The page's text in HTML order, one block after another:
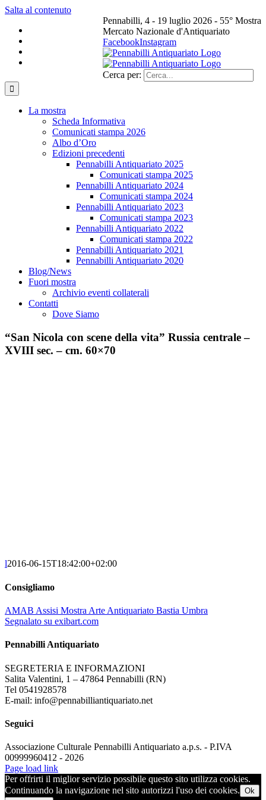
Salta al contenuto
Pennabilli, 4 - 19 luglio 2026 - 55° Mostra
Mercato Nazionale d'Antiquariato
FacebookInstagram
Cerca per:
La mostra
Scheda Informativa
Comunicati stampa 2026
Albo d’Oro
Edizioni precedenti
Pennabilli Antiquariato 2025
Comunicati stampa 2025
Pennabilli Antiquariato 2024
Comunicati stampa 2024
Pennabilli Antiquariato 2023
Comunicati stampa 2023
Pennabilli Antiquariato 2022
Comunicati stampa 2022
Pennabilli Antiquariato 2021
Pennabilli Antiquariato 2020
Blog/News
Fuori mostra
Archivio eventi collaterali
Contatti
Dove Siamo
“San Nicola con scene della vita” Russia centrale –
XVIII sec. – cm. 60×70
l2016-06-15T18:42:00+02:00
Consigliamo
AMAB Assisi Mostra Arte Antiquariato Bastia Umbra
Segnalato su exibart.com
Pennabilli Antiquariato
SEGRETERIA E INFORMAZIONI
Salita Valentini, 1 – 47864 Pennabilli (RN)
Tel 0541928578
E-mail: info@pennabilliantiquariato.net
Seguici
Associazione Culturale Pennabilli Antiquariato a.p.s. - P.IVA
00999960412 - 2026
Page load link
Per offrirti il miglior servizio possibile questo sito utilizza cookies.
Continuando la navigazione nel sito autorizzi l'uso dei cookies. Ok